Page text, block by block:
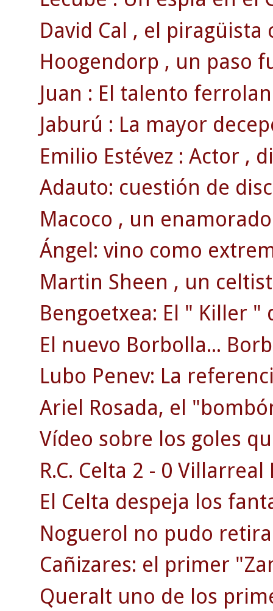
David Cal , el piragüista
Hoogendorp , un paso
Juan : El talento
Jaburú : La mayor
Emilio Estévez : Actor ,
Adauto: cuestión de
Macoco , un
Ángel: vino como
Martin Sheen , un
Bengoetxea: El " Killer "
El nuevo Borbolla...
Lubo Penev: La
Ariel Rosada, el
Vídeo sobre los goles
R.C. Celta 2 - 0 Villarreal
El Celta despeja los
Noguerol no pudo
Cañizares: el primer
Queralt uno de los